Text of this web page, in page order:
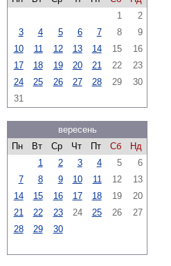
1
2
3
4 5 6 7 8
9
10
11 12 13 14 15
16
17
18 19 20 21 22
23
24
25 26 27 28 29
30
31
вересень
Пн
Вт Ср Чт Пт Сб
Нд
1
2 3 4 5
6
7
8 9 10 11 12
13
14
15 16 17 18 19
20
21
22 23 24 25 26
27
28
29 30